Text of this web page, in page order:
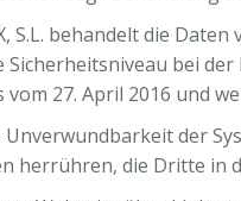
S.L. behandelt die
Sicherheitsniveau bei
vom 27. April 2016 und
Unverwundbarkeit der
herrühren, die Dritte in